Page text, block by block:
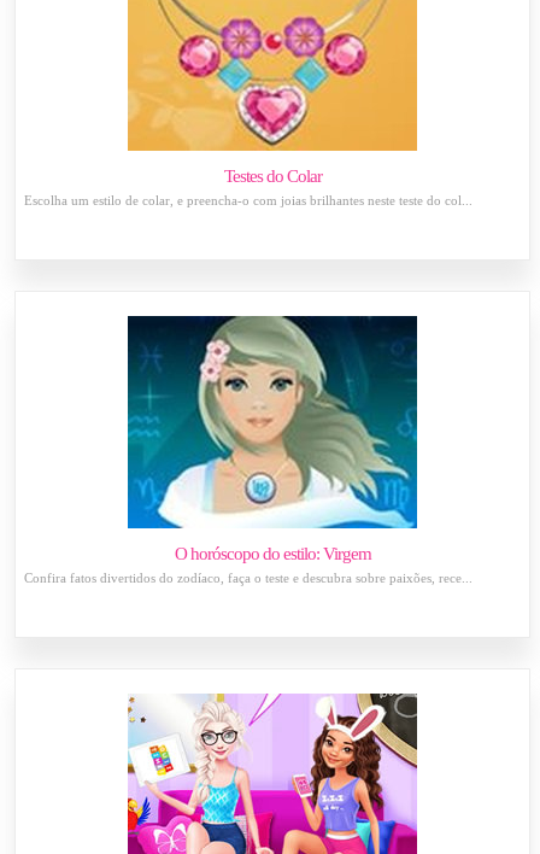
Testes do Colar
Escolha um estilo de colar, e preencha-o com joias brilhantes neste teste do col...
O horóscopo do estilo: Virgem
Confira fatos divertidos do zodíaco, faça o teste e descubra sobre paixões, rece...